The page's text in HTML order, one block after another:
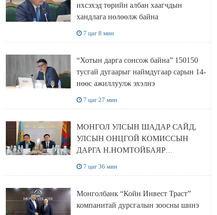
ихсэхэд төрийн албан хаагчдын
хандлага нөлөөлж байна
7 цаг 8 мин
“Хотын дарга сонсож байна” 150150
тусгай дугаарыг наймдугаар сарын 14-
нөөс ажиллуулж эхэлнэ
7 цаг 27 мин
МОНГОЛ УЛСЫН ШАДАР САЙД,
УЛСЫН ОНЦГОЙ КОМИССЫН
ДАРГА Н.НОМТОЙБАЯР
7 цаг 36 мин
Монголбанк “Койн Инвест Траст”
компанитай дурсгалын зоосны шинэ